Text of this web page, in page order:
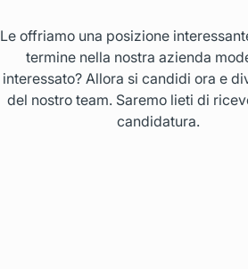
Le offriamo una posizione
termine nella nostra azienda
interessato? Allora si candidi ora e
del nostro team. Saremo lieti di
candidatura.